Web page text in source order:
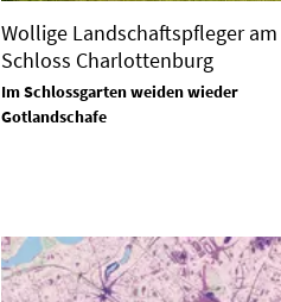
Wollige Landschaftspfleger am
Schloss Charlottenburg
Im Schlossgarten weiden wieder
Gotlandschafe